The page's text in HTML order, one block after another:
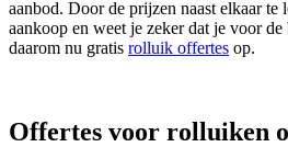
aanbod. Door de prijzen naast elkaar te
aankoop en weet je zeker dat je voor de
daarom nu gratis rolluik offertes op.
Offertes voor rolluiken